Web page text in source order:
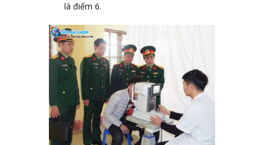
là điểm 6.